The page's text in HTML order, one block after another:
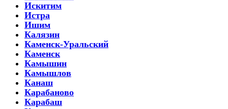
Искитим
Истра
Ишим
Калязин
Каменск-Уральский
Каменск
Камышин
Камышлов
Канаш
Карабаново
Карабаш